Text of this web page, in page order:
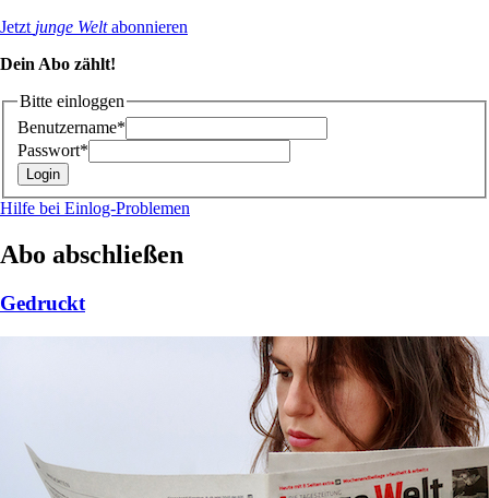
Jetzt junge Weltabonnieren
Dein Abo zählt!
Bitte einloggen
Benutzername*
Passwort*
Hilfe bei Einlog-Problemen
Abo abschließen
Gedruckt